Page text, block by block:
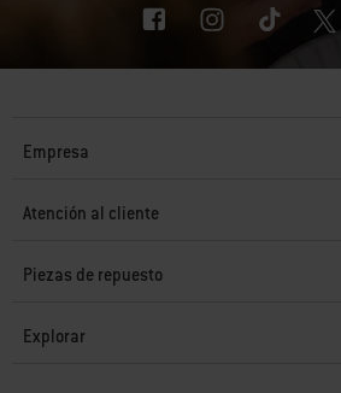
Empresa
Atención al cliente
Piezas de repuesto
Explorar